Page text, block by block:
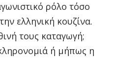
ρόλο τόσο
ελληνική κουζίνα.
τους καταγωγή;
κληρονομιά ή μήπως η